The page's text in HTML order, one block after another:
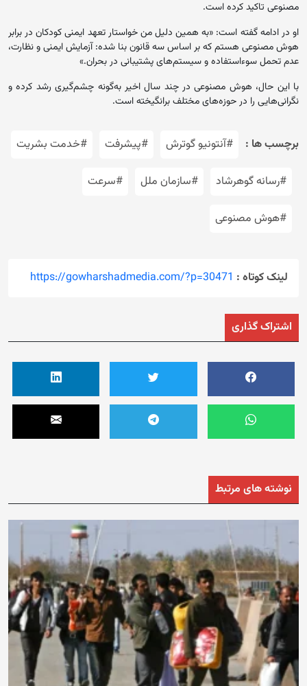
مصنوعی تاکید کرده است.
او در ادامه گفته است: «به همین دلیل من خواستار تعهد ایمنی کودکان در برابر
هوش مصنوعی هستم که بر اساس سه قانون بنا شده: آزمایش ایمنی و نظارت،
عدم تحمل سوءاستفاده و سیستم‌های پشتیبانی در بحران.»
با این حال، هوش مصنوعی در چند سال اخیر به‌گونه‌ چشم‌گیری رشد کرده و
نگرانی‌هایی را در حوزه‌های مختلف برانگیخته است.
برچسب ها : #آنتونیو گوترش #پیشرفت #خدمت بشریت
#رسانه گوهرشاد #سازمان ملل #سرعت
#هوش مصنوعی
لینک کوتاه : https://gowharshadmedia.com/?p=30471
اشتراک گذاری
نوشته های مرتبط